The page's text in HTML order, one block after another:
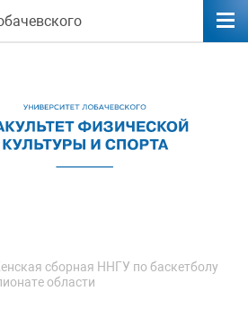
сборная ННГУ по баскетболу
области